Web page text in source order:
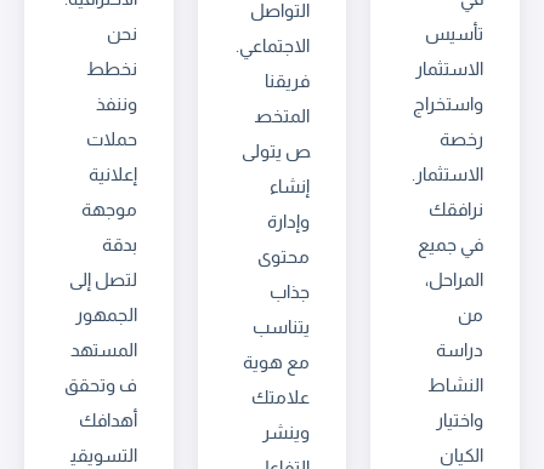
تأسيس
الاستثمار
واستخراج
رخصة
الاستثمار.
نرافقك
في جميع
المراحل،
من
دراسة
النشاط
واختيار
الكيان
التواصل
الاجتماعي.
فريقنا
المتخص
ص يتولى
إنشاء
وإدارة
محتوى
جذاب
يتناسب
مع هوية
علامتك
وينشر
نحن
نخطط
وننفذ
حملات
إعلانية
موجهة
بدقة
لتصل إلى
الجمهور
المستهد
ف وتحقق
أهدافك
التسويقي